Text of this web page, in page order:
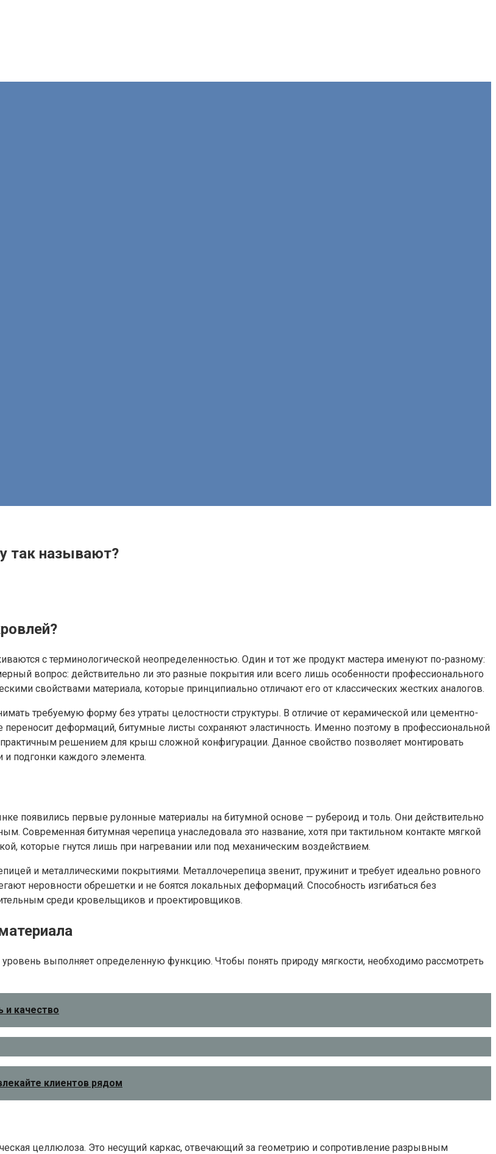
так называют?
с терминологической неопределенностью. Один и тот же продукт мастера именуют по-разному:
вопрос: действительно ли это разные покрытия или всего лишь особенности профессионального
свойствами материала, которые принципиально отличают его от классических жестких аналогов.
требуемую форму без утраты целостности структуры. В отличие от керамической или цементно-
переносит деформаций, битумные листы сохраняют эластичность. Именно поэтому в профессиональной
решением для крыш сложной конфигурации. Данное свойство позволяет монтировать
и подгонки каждого элемента.
появились первые рулонные материалы на битумной основе — рубероид и толь. Они действительно
Современная битумная черепица унаследовала это название, хотя при тактильном контакте мягкой
которые гнутся лишь при нагревании или под механическим воздействием.
и металлическими покрытиями. Металлочерепица звенит, пружинит и требует идеально ровного
неровности обрешетки и не боятся локальных деформаций. Способность изгибаться без
среди кровельщиков и проектировщиков.
выполняет определенную функцию. Чтобы понять природу мягкости, необходимо рассмотреть
и качество
клиентов рядом
целлюлоза. Это несущий каркас, отвечающий за геометрию и сопротивление разрывным